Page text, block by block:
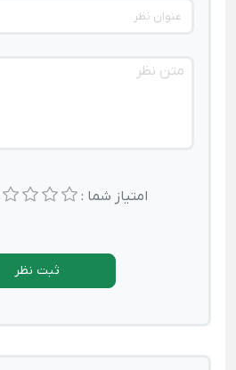
امتیاز شما :
ثبت نظر